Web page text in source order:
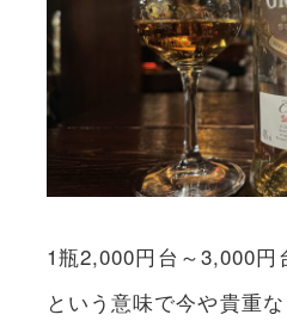
1瓶2,000円台～3,000円
という意味で今や貴重